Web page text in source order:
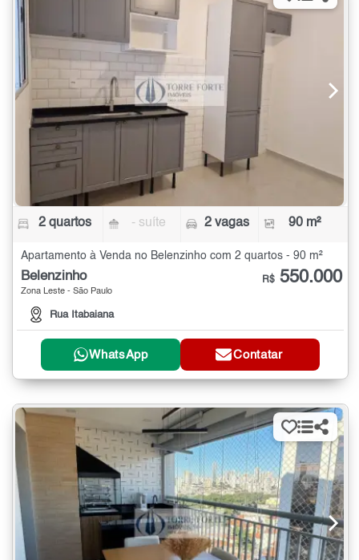
2 quartos - suíte 2 vagas 90 m²
Apartamento à Venda no Belenzinho com 2 quartos - 90 m²
Belenzinho
Zona Leste - São Paulo
Rua Itabaiana
R$ 550.000
WhatsApp Contatar